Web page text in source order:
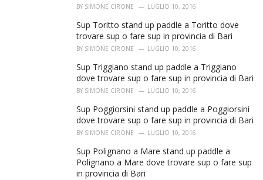
BY SIMONE CIRONE LUGLIO 10, 2016
Sup Toritto stand up paddle a Toritto dove
trovare sup o fare sup in provincia di Bari
BY SIMONE CIRONE LUGLIO 10, 2016
Sup Triggiano stand up paddle a Triggiano
dove trovare sup o fare sup in provincia di Bari
BY SIMONE CIRONE LUGLIO 10, 2016
Sup Poggiorsini stand up paddle a Poggiorsini
dove trovare sup o fare sup in provincia di Bari
BY SIMONE CIRONE LUGLIO 10, 2016
Sup Polignano a Mare stand up paddle a
Polignano a Mare dove trovare sup o fare sup
in provincia di Bari